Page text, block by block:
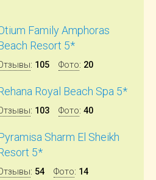
Family Amphoras
Resort 5*
: 105 Фото: 20
Royal Beach Spa 5*
: 103 Фото: 40
Sharm El Sheikh
5*
: 54 Фото: 14